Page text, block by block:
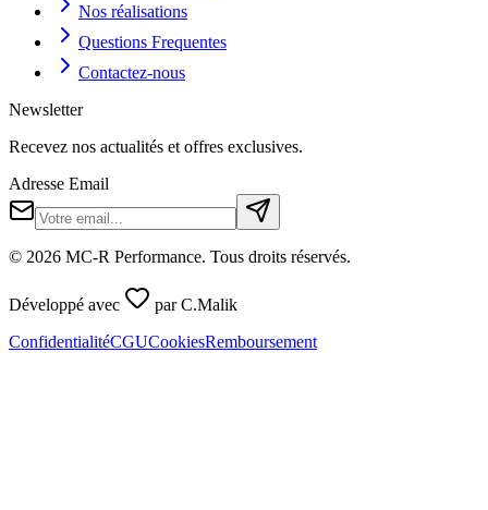
Nos réalisations
Questions Frequentes
Contactez-nous
Newsletter
Recevez nos actualités et offres exclusives.
Adresse Email
© 2026 MC-R Performance. Tous droits réservés.
Développé avec parC.Malik
ConfidentialitéCGUCookiesRemboursement